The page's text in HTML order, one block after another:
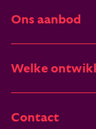
Artikelen &
Begrippenlijst
Ons aanbod
Incompany
Welke
Contact